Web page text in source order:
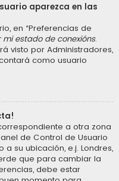
aparezca en las
en “Preferencias de
mi estado de conexións.
visto por Administradores,
como usuario
a otra zona
de Control de Usuario
su ubicación, e.j. Londres,
que para cambiar la
debe estar